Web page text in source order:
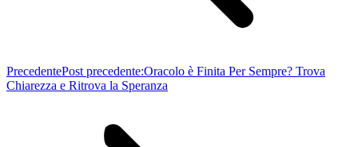
PrecedentePost precedente:Oracolo è Finita Per Sempre? Trova
Chiarezza e Ritrova la Speranza